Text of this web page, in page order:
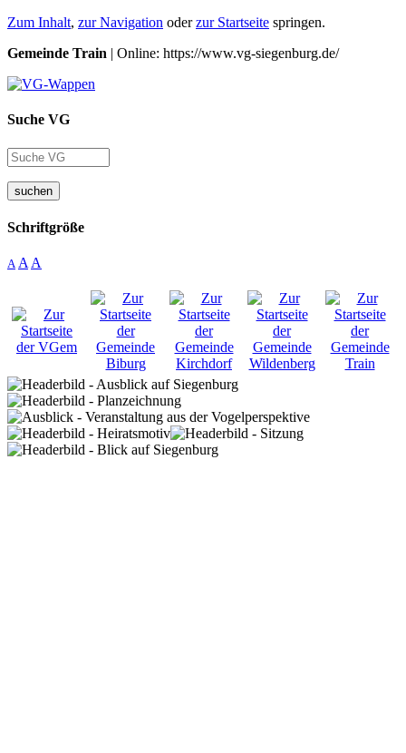
Zum Inhalt, zur Navigation oderzur Startseite springen.
Gemeinde Train | Online: https://www.vg-siegenburg.de/
Suche VG
suchen
Schriftgröße
A A A